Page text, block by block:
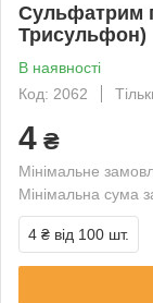
Сульфатрим
Трисульфон)
В наявності
Код: 2062
4 ₴
Мінімальне
Мінімальна сума
4 ₴ від 100 шт.